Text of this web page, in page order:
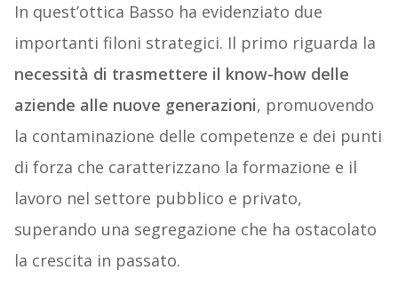
In quest’ottica Basso ha evidenziato due
importanti filoni strategici. Il primo riguarda la
necessità di trasmettere il know-how delle
aziende alle nuove generazioni, promuovendo
la contaminazione delle competenze e dei punti
di forza che caratterizzano la formazione e il
lavoro nel settore pubblico e privato,
superando una segregazione che ha ostacolato
la crescita in passato.